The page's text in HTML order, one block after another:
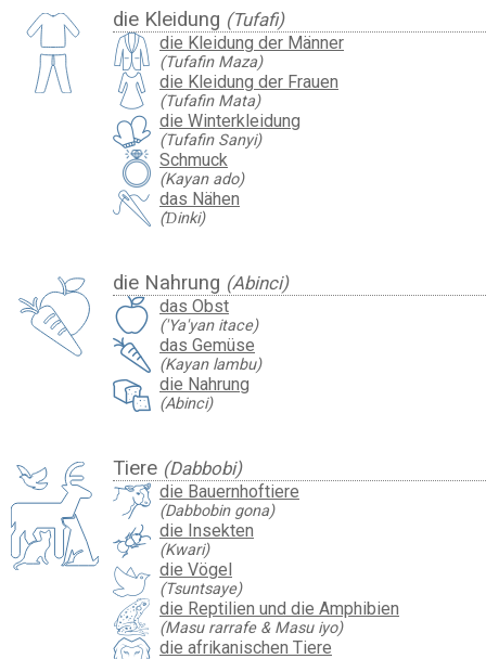
die Kleidung (Tufafi)
die Kleidung der Männer
(Tufafin Maza)
die Kleidung der Frauen
(Tufafin Mata)
die Winterkleidung
(Tufafin Sanyi)
Schmuck
(Kayan ado)
das Nähen
(Ɗinki)
die Nahrung (Abinci)
das Obst
('Ya'yan itace)
das Gemüse
(Kayan lambu)
die Nahrung
(Abinci)
Tiere (Dabbobi)
die Bauernhoftiere
(Dabbobin gona)
die Insekten
(Kwari)
die Vögel
(Tsuntsaye)
die Reptilien und die Amphibien
(Masu rarrafe & Masu iyo)
die afrikanischen Tiere